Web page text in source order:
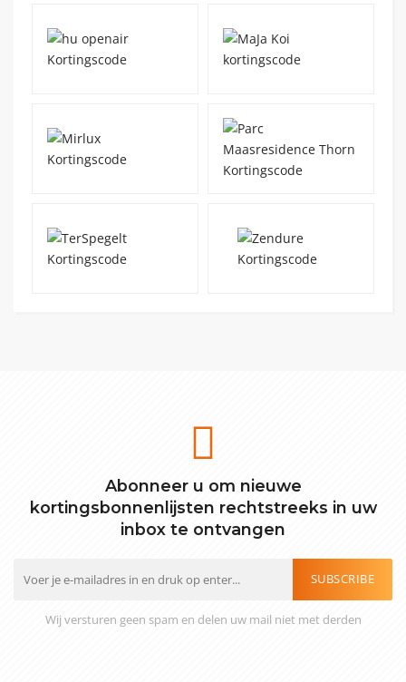
Abonneer u om nieuwe
kortingsbonnenlijsten rechtstreeks in uw
inbox te ontvangen
SUBSCRIBE
Wij versturen geen spam en delen uw mail niet met derden